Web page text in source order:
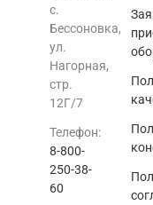
с.
Бессоновка,
ул.
Нагорная,
стр.
12Г/7
Телефон:
8-800-
250-38-
60